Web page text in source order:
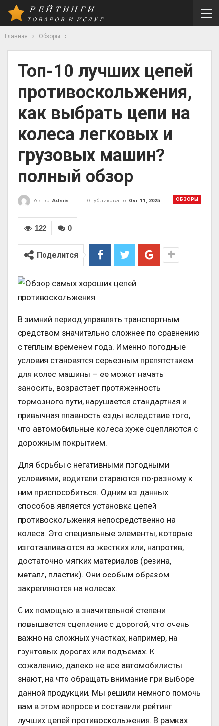
Главная Обзоры
Топ-10 лучших цепей
противоскольжения,
как выбрать цепи на
колеса легковых и
грузовых машин?
полный обзор
ОБЗОРЫ
Автор Admin Опубликовано Окт 11, 2025
0
122
Поделится
В зимний период управлять транспортным
средством значительно сложнее по сравнению
с теплым временем года. Именно погодные
условия становятся серьезным препятствием
для колес машины – ее может начать
заносить, возрастает протяженность
тормозного пути, нарушается стандартная и
привычная плавность езды вследствие того,
что автомобильные колеса хуже сцепляются с
дорожным покрытием.
Для борьбы с негативными погодными
условиями, водители стараются по-разному к
ним приспособиться. Одним из данных
способов является установка цепей
противоскольжения непосредственно на
колеса. Это специальные элементы, которые
изготавливаются из жестких или, напротив,
достаточно мягких материалов (резина,
металл, пластик). Они особым образом
закрепляются на колесах.
С их помощью в значительной степени
повышается сцепление с дорогой, что очень
важно на сложных участках, например, на
грунтовых дорогах или подъемах. К
сожалению, далеко не все автомобилисты
знают, на что обращать внимание при выборе
данной продукции. Мы решили немного помочь
вам в этом вопросе и составили рейтинг
лучших цепей противоскольжения. В рамках